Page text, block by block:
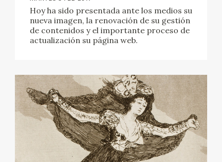
ACTUALIDAD
SALA DE PRENSA
BLOG CUADERNO ITALIANO
FRANCISCO DE GOYA
Hoy ha sido presentada ante los medios su
nueva imagen, la renovación de su gestión
de contenidos y el importante proceso de
actualización su página web.